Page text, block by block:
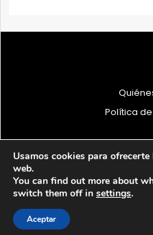
Política
© 1997 - 2026 PRODU -
Usamos cookies para
web.
You can find out more about
switch them off in settings.
Aceptar